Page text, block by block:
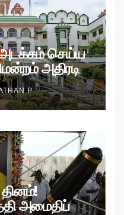
அடக்கம் செய்ய
அதிரடி
P
அமைதிப்